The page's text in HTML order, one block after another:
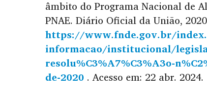
âmbito do Programa Nacional de
PNAE. Diário Oficial da União,
https://www.fnde.gov.br/
informacao/institucional/
resolu%C3%A7%C3%A3o-
de-2020 . Acesso em: 22 abr. 2024.